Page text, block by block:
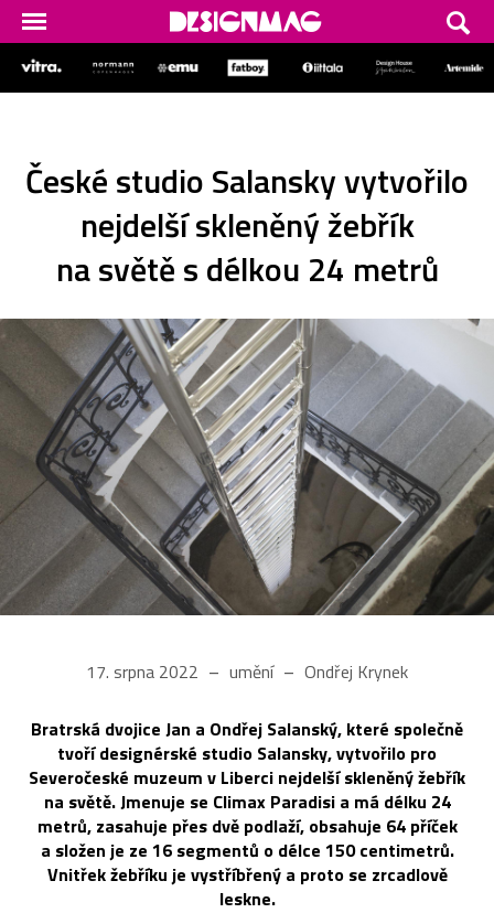
České studio Salansky vytvořilo
nejdelší skleněný žebřík
na světě s délkou 24 metrů
17. srpna 2022 umění Ondřej Krynek
Bratrská dvojice Jan a Ondřej Salanský, které společně
tvoří designérské studio Salansky, vytvořilo pro
Severočeské muzeum v Liberci nejdelší skleněný žebřík
na světě. Jmenuje se Climax Paradisi a má délku 24
metrů, zasahuje přes dvě podlaží, obsahuje 64 příček
a složen je ze 16 segmentů o délce 150 centimetrů.
Vnitřek žebříku je vystříbřený a proto se zrcadlově
leskne.